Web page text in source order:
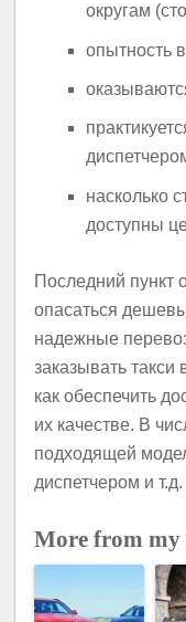
округам
опытность
насколько
доступны
Последний пункт
опасаться
надежные
заказывать
как обеспечить
их качестве. В
подходящей
диспетчером и т.д.
More from my